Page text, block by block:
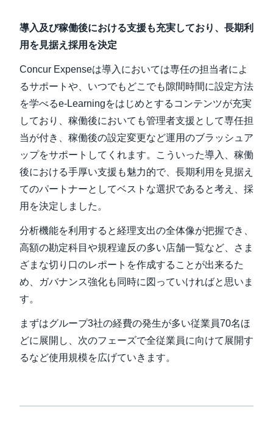
導入及び稼働後における支援も充実しており、長期利
用を見据え採用を決定
Concur Expenseは導入においては専任の担当者によ
るサポートや、いつでもどこでも隙間時間に設定方法
を学べるe-Learningをはじめとするコンテンツが充実
しており、稼働後においても管理者支援として専任担
当が付き、稼働後の設定変更など運用のブラッシュア
ップをサポートしてくれます。こういった導入、稼働
後における手厚い支援も魅力的で、長期利用を見据え
てのパートナーとしてベストな選択であると考え、採
用を決定しました。
分析機能を利用すると経理支出の全体像が把握でき、
高額の勘定科目や規程違反の多い店舗一覧など、さま
ざまな切り口のレポートを作成することが出来るた
め、ガバナンス強化も同時に図っていければと思いま
す。
まずはグループ3社の経費の発生が多い従業員70名ほ
どに展開し、次のフェーズで全従業員に向けて展開す
るなど使用規模を広げていきます。